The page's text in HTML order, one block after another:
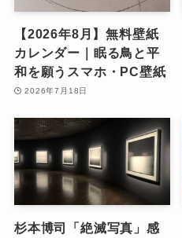
【2026年8月】無料壁紙
カレンダー｜眠る鳥と平
和を願うスマホ・PC壁紙
2026年7月18日
杉本博司「絶滅写真」感